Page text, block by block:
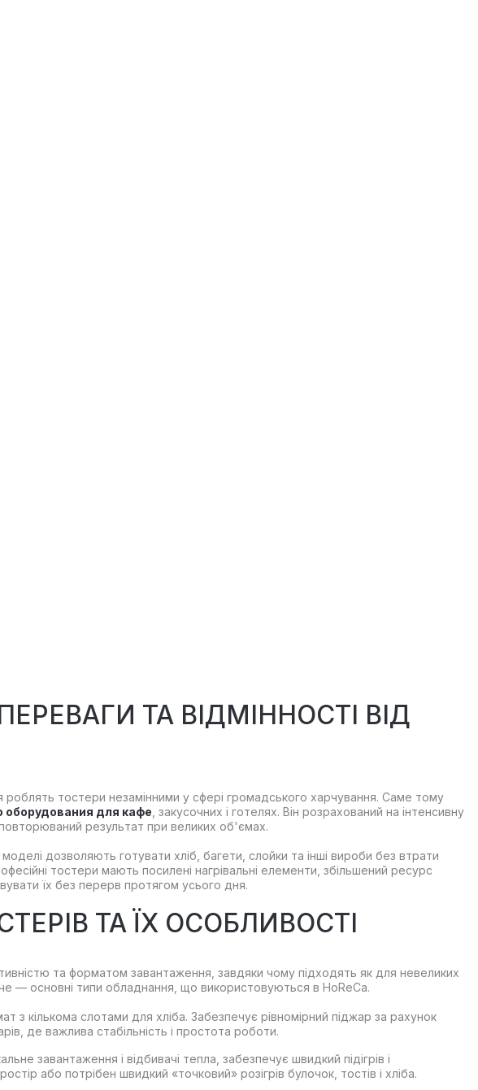
ТА ВІДМІННОСТІ ВІД
роблять тостери незамінними у сфері громадського харчування. Саме тому
оборудования для кафе , закусочних і готелях. Він розрахований на інтенсивну
повторюваний результат при великих об'ємах.
дозволяють готувати хліб, багети, слойки та інші вироби без втрати
тостери мають посилені нагрівальні елементи, збільшений ресурс
їх без перерв протягом усього дня.
ТА ЇХ ОСОБЛИВОСТІ
та форматом завантаження, завдяки чому підходять як для невеликих
— основні типи обладнання, що використовуються в HoReCa.
з кількома слотами для хліба. Забезпечує рівномірний піджар за рахунок
де важлива стабільність і простота роботи.
завантаження і відбивачі тепла, забезпечує швидкий підігрів і
або потрібен швидкий «точковий» розігрів булочок, тостів і хліба.